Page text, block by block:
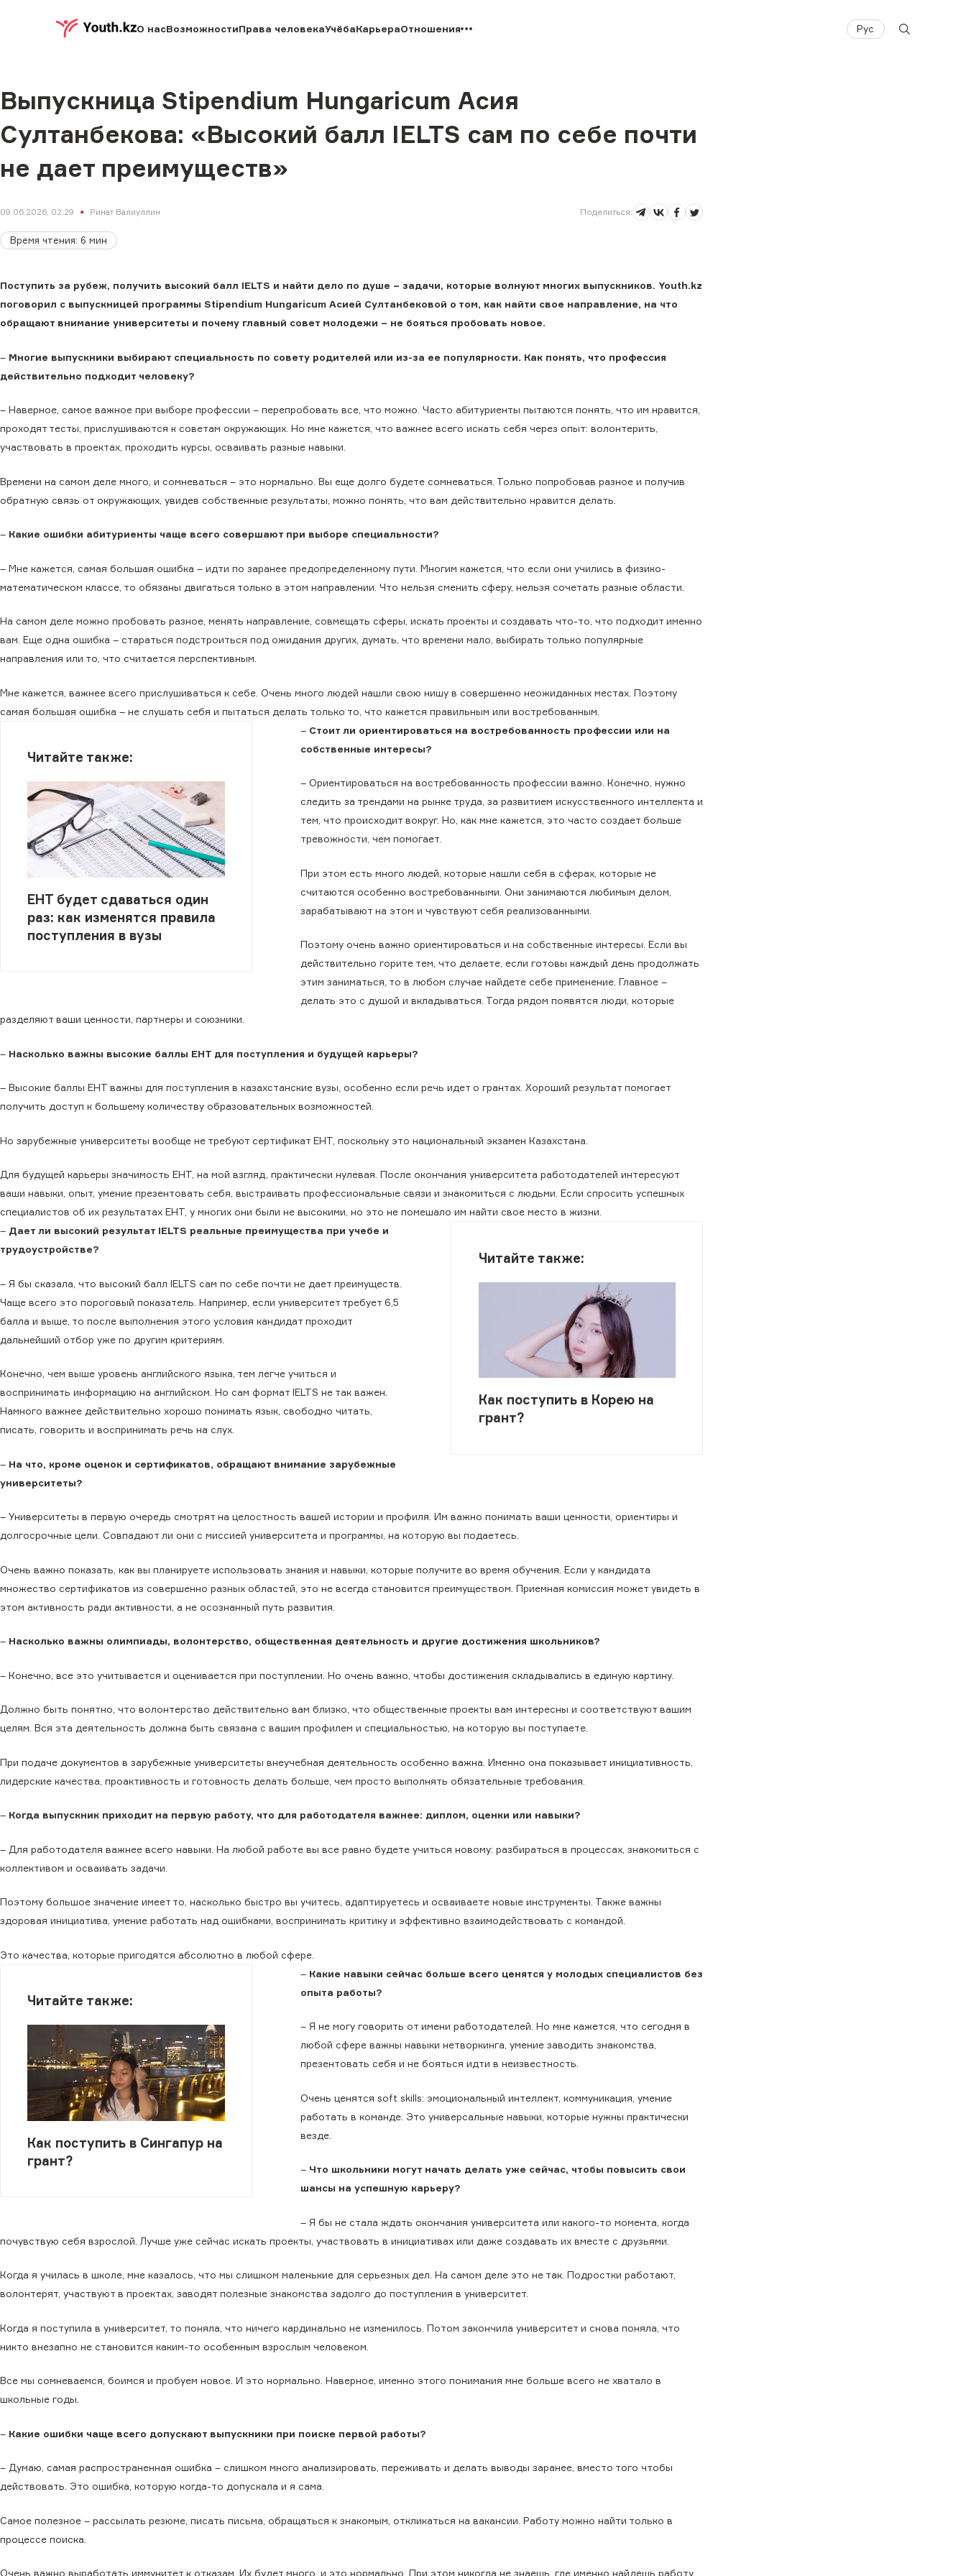
О насВозможностиПрава человекаУчёбаКарьераОтношения Рус
Выпускница Stipendium Hungaricum Асия
Султанбекова: «Высокий балл IELTS сам по себе почти
не дает преимуществ»
09.06.2026, 02:29 Ринат Валиуллин Поделиться:
Время чтения: 6 мин
Поступить за рубеж, получить высокий балл IELTS и найти дело по душе – задачи, которые волнуют многих выпускников. Youth.kz
поговорил с выпускницей программы Stipendium Hungaricum Асией Султанбековой о том, как найти свое направление, на что
обращают внимание университеты и почему главный совет молодежи – не бояться пробовать новое.
– Многие выпускники выбирают специальность по совету родителей или из-за ее популярности. Как понять, что профессия
действительно подходит человеку?
– Наверное, самое важное при выборе профессии – перепробовать все, что можно. Часто абитуриенты пытаются понять, что им нравится,
проходят тесты, прислушиваются к советам окружающих. Но мне кажется, что важнее всего искать себя через опыт: волонтерить,
участвовать в проектах, проходить курсы, осваивать разные навыки.
Времени на самом деле много, и сомневаться – это нормально. Вы еще долго будете сомневаться. Только попробовав разное и получив
обратную связь от окружающих, увидев собственные результаты, можно понять, что вам действительно нравится делать.
– Какие ошибки абитуриенты чаще всего совершают при выборе специальности?
– Мне кажется, самая большая ошибка – идти по заранее предопределенному пути. Многим кажется, что если они учились в физико-
математическом классе, то обязаны двигаться только в этом направлении. Что нельзя сменить сферу, нельзя сочетать разные области.
На самом деле можно пробовать разное, менять направление, совмещать сферы, искать проекты и создавать что-то, что подходит именно
вам. Еще одна ошибка – стараться подстроиться под ожидания других, думать, что времени мало, выбирать только популярные
направления или то, что считается перспективным.
Мне кажется, важнее всего прислушиваться к себе. Очень много людей нашли свою нишу в совершенно неожиданных местах. Поэтому
самая большая ошибка – не слушать себя и пытаться делать только то, что кажется правильным или востребованным.
Читайте также:
ЕНТ будет сдаваться один
раз: как изменятся правила
поступления в вузы
– Стоит ли ориентироваться на востребованность профессии или на
собственные интересы?
– Ориентироваться на востребованность профессии важно. Конечно, нужно
следить за трендами на рынке труда, за развитием искусственного интеллекта и
тем, что происходит вокруг. Но, как мне кажется, это часто создает больше
тревожности, чем помогает.
При этом есть много людей, которые нашли себя в сферах, которые не
считаются особенно востребованными. Они занимаются любимым делом,
зарабатывают на этом и чувствуют себя реализованными.
Поэтому очень важно ориентироваться и на собственные интересы. Если вы
действительно горите тем, что делаете, если готовы каждый день продолжать
этим заниматься, то в любом случае найдете себе применение. Главное –
делать это с душой и вкладываться. Тогда рядом появятся люди, которые
разделяют ваши ценности, партнеры и союзники.
– Насколько важны высокие баллы ЕНТ для поступления и будущей карьеры?
– Высокие баллы ЕНТ важны для поступления в казахстанские вузы, особенно если речь идет о грантах. Хороший результат помогает
получить доступ к большему количеству образовательных возможностей.
Но зарубежные университеты вообще не требуют сертификат ЕНТ, поскольку это национальный экзамен Казахстана.
Для будущей карьеры значимость ЕНТ, на мой взгляд, практически нулевая. После окончания университета работодателей интересуют
ваши навыки, опыт, умение презентовать себя, выстраивать профессиональные связи и знакомиться с людьми. Если спросить успешных
специалистов об их результатах ЕНТ, у многих они были не высокими, но это не помешало им найти свое место в жизни.
Читайте также:
Как поступить в Корею на
грант?
– Дает ли высокий результат IELTS реальные преимущества при учебе и
трудоустройстве?
– Я бы сказала, что высокий балл IELTS сам по себе почти не дает преимуществ.
Чаще всего это пороговый показатель. Например, если университет требует 6,5
балла и выше, то после выполнения этого условия кандидат проходит
дальнейший отбор уже по другим критериям.
Конечно, чем выше уровень английского языка, тем легче учиться и
воспринимать информацию на английском. Но сам формат IELTS не так важен.
Намного важнее действительно хорошо понимать язык, свободно читать,
писать, говорить и воспринимать речь на слух.
– На что, кроме оценок и сертификатов, обращают внимание зарубежные
университеты?
– Университеты в первую очередь смотрят на целостность вашей истории и профиля. Им важно понимать ваши ценности, ориентиры и
долгосрочные цели. Совпадают ли они с миссией университета и программы, на которую вы подаетесь.
Очень важно показать, как вы планируете использовать знания и навыки, которые получите во время обучения. Если у кандидата
множество сертификатов из совершенно разных областей, это не всегда становится преимуществом. Приемная комиссия может увидеть в
этом активность ради активности, а не осознанный путь развития.
– Насколько важны олимпиады, волонтерство, общественная деятельность и другие достижения школьников?
– Конечно, все это учитывается и оценивается при поступлении. Но очень важно, чтобы достижения складывались в единую картину.
Должно быть понятно, что волонтерство действительно вам близко, что общественные проекты вам интересны и соответствуют вашим
целям. Вся эта деятельность должна быть связана с вашим профилем и специальностью, на которую вы поступаете.
При подаче документов в зарубежные университеты внеучебная деятельность особенно важна. Именно она показывает инициативность,
лидерские качества, проактивность и готовность делать больше, чем просто выполнять обязательные требования.
– Когда выпускник приходит на первую работу, что для работодателя важнее: диплом, оценки или навыки?
– Для работодателя важнее всего навыки. На любой работе вы все равно будете учиться новому: разбираться в процессах, знакомиться с
коллективом и осваивать задачи.
Поэтому большое значение имеет то, насколько быстро вы учитесь, адаптируетесь и осваиваете новые инструменты. Также важны
здоровая инициатива, умение работать над ошибками, воспринимать критику и эффективно взаимодействовать с командой.
Это качества, которые пригодятся абсолютно в любой сфере.
Читайте также:
Как поступить в Сингапур на
грант?
– Какие навыки сейчас больше всего ценятся у молодых специалистов без
опыта работы?
– Я не могу говорить от имени работодателей. Но мне кажется, что сегодня в
любой сфере важны навыки нетворкинга, умение заводить знакомства,
презентовать себя и не бояться идти в неизвестность.
Очень ценятся soft skills: эмоциональный интеллект, коммуникация, умение
работать в команде. Это универсальные навыки, которые нужны практически
везде.
– Что школьники могут начать делать уже сейчас, чтобы повысить свои
шансы на успешную карьеру?
– Я бы не стала ждать окончания университета или какого-то момента, когда
почувствую себя взрослой. Лучше уже сейчас искать проекты, участвовать в инициативах или даже создавать их вместе с друзьями.
Когда я училась в школе, мне казалось, что мы слишком маленькие для серьезных дел. На самом деле это не так. Подростки работают,
волонтерят, участвуют в проектах, заводят полезные знакомства задолго до поступления в университет.
Когда я поступила в университет, то поняла, что ничего кардинально не изменилось. Потом закончила университет и снова поняла, что
никто внезапно не становится каким-то особенным взрослым человеком.
Все мы сомневаемся, боимся и пробуем новое. И это нормально. Наверное, именно этого понимания мне больше всего не хватало в
школьные годы.
– Какие ошибки чаще всего допускают выпускники при поиске первой работы?
– Думаю, самая распространенная ошибка – слишком много анализировать, переживать и делать выводы заранее, вместо того чтобы
действовать. Это ошибка, которую когда-то допускала и я сама.
Самое полезное – рассылать резюме, писать письма, обращаться к знакомым, откликаться на вакансии. Работу можно найти только в
процессе поиска.
Очень важно выработать иммунитет к отказам. Их будет много, и это нормально. При этом никогда не знаешь, где именно найдешь работу,